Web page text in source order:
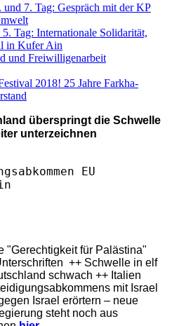
und 7. Tag: Gespräch mit der KP
Tag: Internationale Solidarität,
in Kufer Ain
und Freiwilligenarbeit
2018! 25 Jahre Farkha-
überspringt die Schwelle
unterzeichnen
"Gerechtigkeit für Palästina"
++ Schwelle in elf
schwach ++ Italien
mit Israel
Israel erörtern – neue
steht noch aus